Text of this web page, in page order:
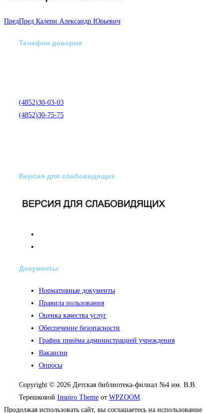
ПредПред Калери Александр Юрьевич
Телефон доверия
(4852)30-03-03
(4852)30-75-75
Версия для слабовидящих
Документы
Нормативные документы
Правила пользования
Оценка качества услуг
Обеспечение безопасности
График приёма администрацией учреждения
Вакансии
Опросы
Copyright © 2026 Детская библиотека-филиал №4 им. В.В.
Терешковой Inspiro Theme от WPZOOM
Продолжая использовать сайт, вы соглашаетесь на использование